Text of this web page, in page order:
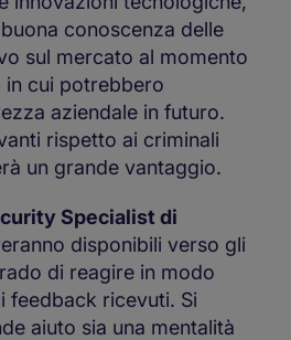
conoscenza delle
sul mercato al momento
in cui potrebbero
aziendale in futuro.
rispetto ai criminali
un grande vantaggio.
Specialist di
disponibili verso gli
di reagire in modo
feedback ricevuti. Si
aiuto sia una mentalità